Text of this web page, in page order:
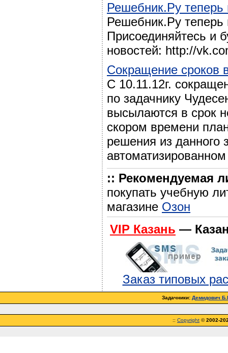
Решебник.Ру теперь
Решебник.Ру теперь
Присоединяйтесь и
новостей: http://
Сокращение сроков
С 10.11.12г.
по задачнику
высылаются в срок
скором времени
решения из данного
:: Рекомендуемая
покупать учебную
магазине Озон
VIP Казань —
Заказ типовых
Задачники: Демидович
:: Copyright ©2002-